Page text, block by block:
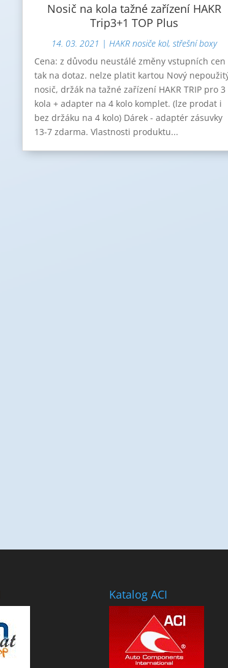
Nosič na kola tažné zařízení HAKR
Trip3+1 TOP Plus
14. 03. 2021 | HAKR nosiče kol, střešní boxy
Cena: z důvodu neustálé změny vstupních cen
tak na dotaz. nelze platit kartou Nový
nosič, držák na tažné zařízení HAKR TRIP pro 3
kola + adapter na 4 kolo komplet. (lze prodat i
bez držáku na 4 kolo) Dárek - adaptér zásuvky
13-7 zdarma. Vlastnosti produktu...
Katalog ACI